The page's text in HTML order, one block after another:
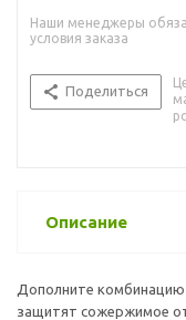
Наши менеджеры
условия заказа
Поделиться
Описание
Дополните
защитят сожержимое